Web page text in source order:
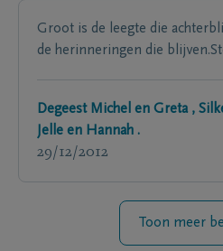
Groot is de leegte die
de herinneringen die
Degeest Michel en Greta ,
Jelle en Hannah .
29/12/2012
Toon meer